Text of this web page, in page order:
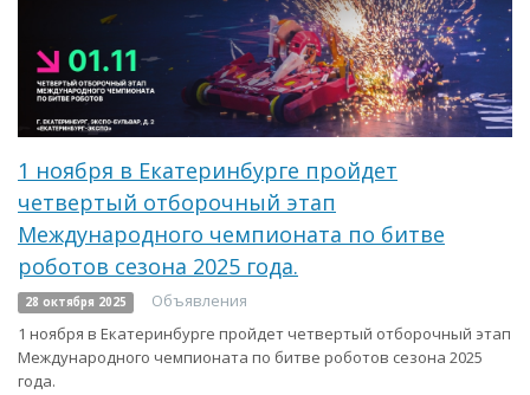
1 ноября в Екатеринбурге пройдет
четвертый отборочный этап
Международного чемпионата по битве
роботов сезона 2025 года.
28 октября 2025
Объявления
1 ноября в Екатеринбурге пройдет четвертый отборочный этап
Международного чемпионата по битве роботов сезона 2025
года.